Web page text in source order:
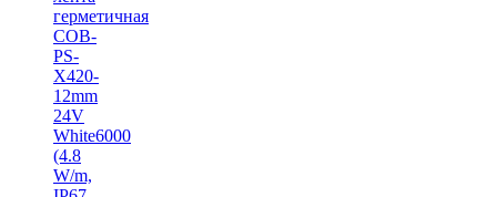
герметичная
COB-
PS-
X420-
12mm
24V
White6000
(4.8
W/m,